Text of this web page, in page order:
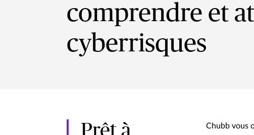
comprendre et
cyberrisques
Prêt à Chubb vous